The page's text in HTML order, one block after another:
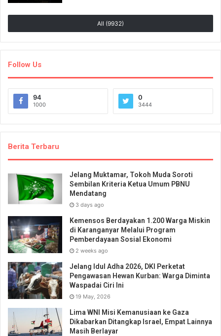
All (9932)
Follow Us
94
1000
0
3444
Berita Terbaru
Jelang Muktamar, Tokoh Muda Soroti
Sembilan Kriteria Ketua Umum PBNU
Mendatang
3 days ago
Kemensos Berdayakan 1.200 Warga Miskin
di Karanganyar Melalui Program
Pemberdayaan Sosial Ekonomi
2 weeks ago
Jelang Idul Adha 2026, DKI Perketat
Pengawasan Hewan Kurban: Warga Diminta
Waspadai Ciri Ini
19 May, 2026
Lima WNI Misi Kemanusiaan ke Gaza
Dikabarkan Ditangkap Israel, Empat Lainnya
Masih Berlayar